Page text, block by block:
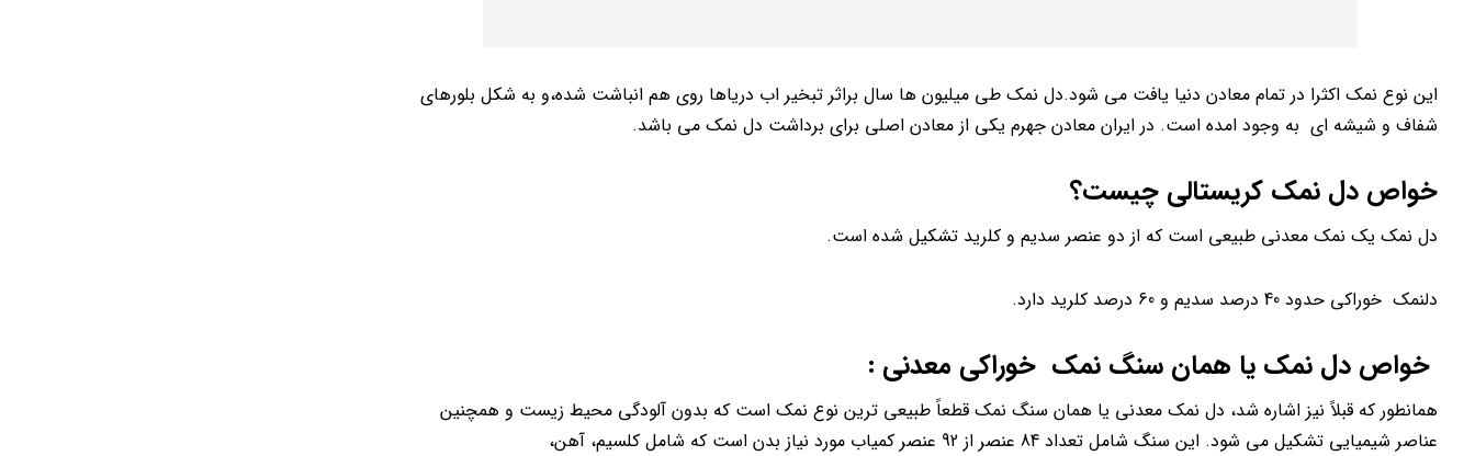
این نوع نمک اکثرا در تمام معادن دنیا یافت می شود.دل نمک طی میلیون ها سال براثر تبخیر اب دریاها روی هم انباشت شده،و به شکل بلورهای
شفاف و شیشه ای به وجود امده است. در ایران معادن جهرم یکی از معادن اصلی برای برداشت دل نمک می باشد.
خواص دل نمک کریستالی چیست؟
دل نمک یک نمک معدنی طبیعی است که از دو عنصر سدیم و کلرید تشکیل شده است.
دلنمک خوراکی حدود 40 درصد سدیم و 60 درصد کلرید دارد.
خواص دل نمک یا همان سنگ نمک خوراکی معدنی :
همانطور که قبلاً نیز اشاره شد، دل نمک معدنی یا همان سنگ نمک قطعاً طبیعی ترین نوع نمک است که بدون آلودگی محیط زیست و همچنین
عناصر شیمیایی تشکیل می شود. این سنگ شامل تعداد 84 عنصر از 92 عنصر کمیاب مورد نیاز بدن است که شامل کلسیم، آهن،